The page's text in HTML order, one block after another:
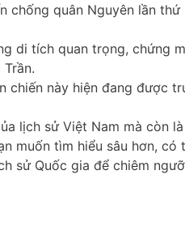
chống quân Nguyên lần thứ
di tích quan trọng, chứng
chiến này hiện đang được
lịch sử Việt Nam mà còn
muốn tìm hiểu sâu hơn,
sử Quốc gia để chiêm